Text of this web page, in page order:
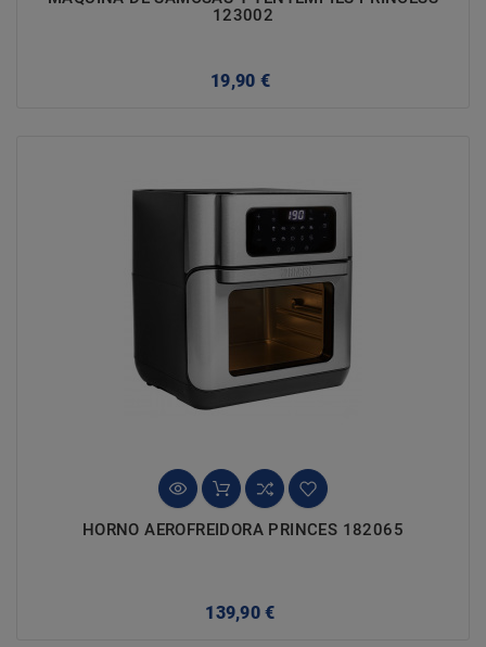
123002
19,90 €
HORNO AEROFREIDORA PRINCES 182065
139,90 €